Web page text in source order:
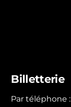
Billetterie
Par téléphone :